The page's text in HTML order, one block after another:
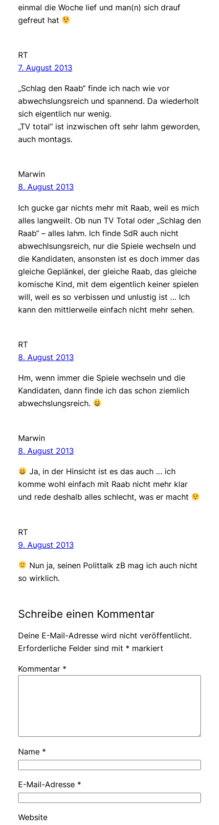
einmal die Woche lief und man(n) sich drauf
gefreut hat
RT
7. August 2013
„Schlag den Raab“ finde ich nach wie vor
abwechslungsreich und spannend. Da wiederholt
sich eigentlich nur wenig.
„TV total“ ist inzwischen oft sehr lahm geworden,
auch montags.
Marwin
8. August 2013
Ich gucke gar nichts mehr mit Raab, weil es mich
alles langweilt. Ob nun TV Total oder „Schlag den
Raab“ – alles lahm. Ich finde SdR auch nicht
abwechlsungsreich, nur die Spiele wechseln und
die Kandidaten, ansonsten ist es doch immer das
gleiche Geplänkel, der gleiche Raab, das gleiche
komische Kind, mit dem eigentlich keiner spielen
will, weil es so verbissen und unlustig ist … Ich
kann den mittlerweile einfach nicht mehr sehen.
RT
8. August 2013
Hm, wenn immer die Spiele wechseln und die
Kandidaten, dann finde ich das schon ziemlich
abwechslungsreich.
Marwin
8. August 2013
Ja, in der Hinsicht ist es das auch … ich
komme wohl einfach mit Raab nicht mehr klar
und rede deshalb alles schlecht, was er macht
RT
9. August 2013
Nun ja, seinen Polittalk zB mag ich auch nicht
so wirklich.
Schreibe einen Kommentar
Deine E-Mail-Adresse wird nicht veröffentlicht.
Erforderliche Felder sind mit * markiert
Kommentar *
Name *
E-Mail-Adresse *
Website